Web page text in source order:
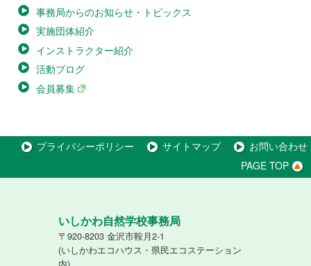
事務局からのお知らせ・トピックス
実施団体紹介
インストラクター紹介
活動ブログ
会員募集
プライバシーポリシー サイトマップ
お問い合わせ
PAGE TOP
いしかわ自然学校事務局
〒920-8203 金沢市鞍月2-1
(いしかわエコハウス・県民エコステーション